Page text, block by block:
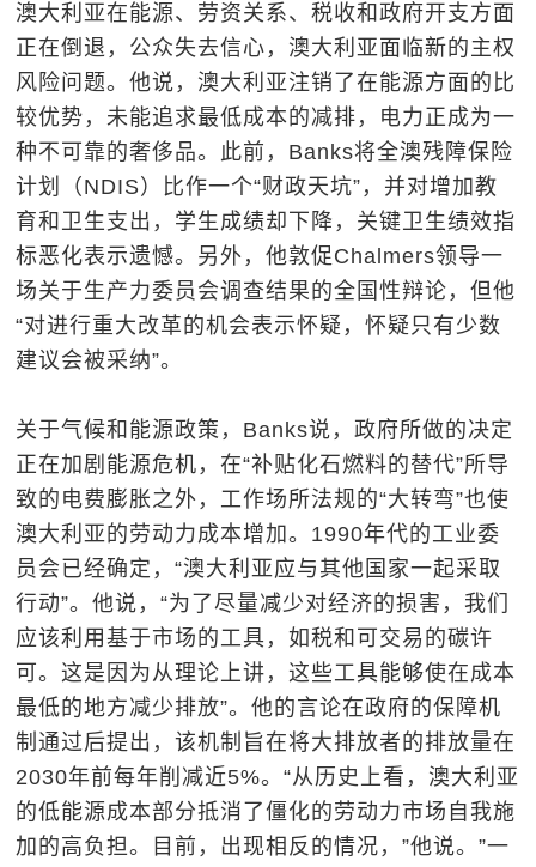
澳大利亚在能源、劳资关系、税收和政府开支方面
正在倒退，公众失去信心，澳大利亚面临新的主权
风险问题。他说，澳大利亚注销了在能源方面的比
较优势，未能追求最低成本的减排，电力正成为一
种不可靠的奢侈品。此前，Banks将全澳残障保险
计划（NDIS）比作一个“财政天坑”，并对增加教
育和卫生支出，学生成绩却下降，关键卫生绩效指
标恶化表示遗憾。另外，他敦促Chalmers领导一
场关于生产力委员会调查结果的全国性辩论，但他
“对进行重大改革的机会表示怀疑，怀疑只有少数
建议会被采纳”。
关于气候和能源政策，Banks说，政府所做的决定
正在加剧能源危机，在“补贴化石燃料的替代”所导
致的电费膨胀之外，工作场所法规的“大转弯”也使
澳大利亚的劳动力成本增加。1990年代的工业委
员会已经确定，“澳大利亚应与其他国家一起采取
行动”。他说，“为了尽量减少对经济的损害，我们
应该利用基于市场的工具，如税和可交易的碳许
可。这是因为从理论上讲，这些工具能够使在成本
最低的地方减少排放”。他的言论在政府的保障机
制通过后提出，该机制旨在将大排放者的排放量在
2030年前每年削减近5%。“从历史上看，澳大利亚
的低能源成本部分抵消了僵化的劳动力市场自我施
加的高负担。目前，出现相反的情况，”他说。”一